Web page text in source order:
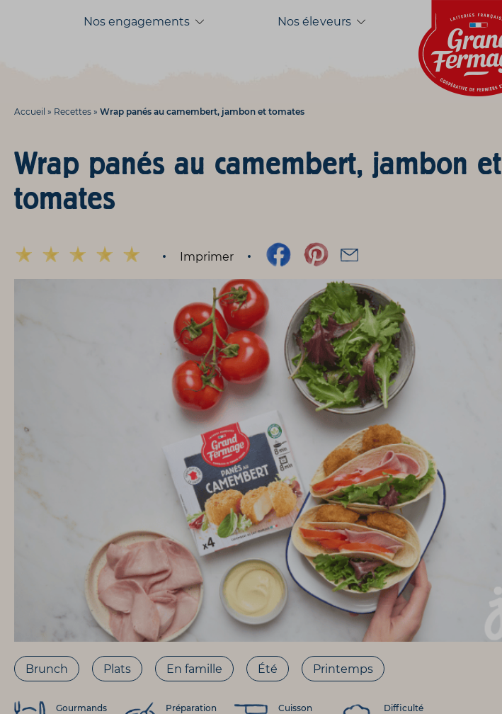
Nos engagements Nos éleveurs
Accueil » Recettes » Wrap panés au camembert, jambon et tomates
Wrap panés au camembert, jambon et
tomates
Imprimer
Brunch Plats En famille Été Printemps
Gourmands Préparation Cuisson Difficulté